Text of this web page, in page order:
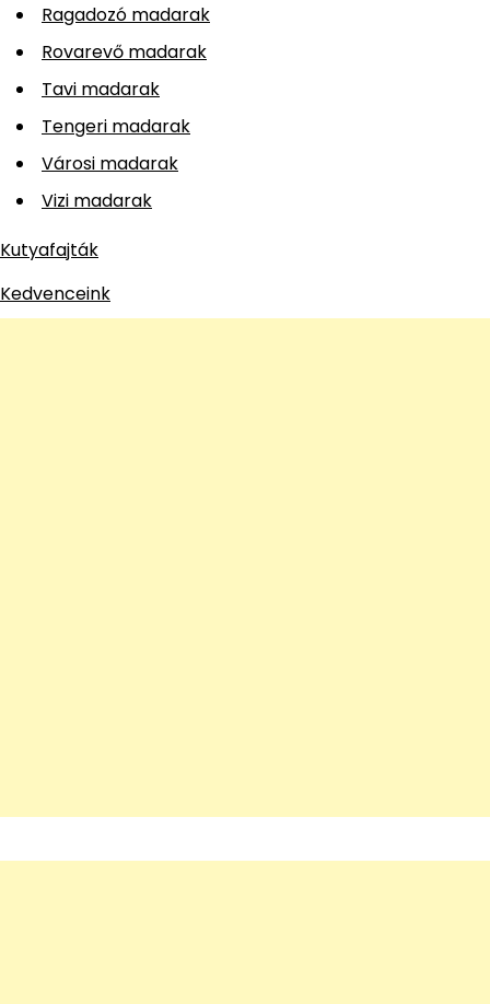
Ragadozó madarak
Rovarevő madarak
Tavi madarak
Tengeri madarak
Városi madarak
Vizi madarak
Kutyafajták
Kedvenceink